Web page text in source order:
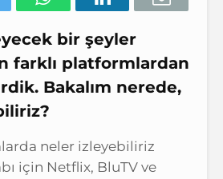
bir şeyler
farklı platformlardan
Bakalım nerede,
neler izleyebiliriz
için Netflix, BluTV ve